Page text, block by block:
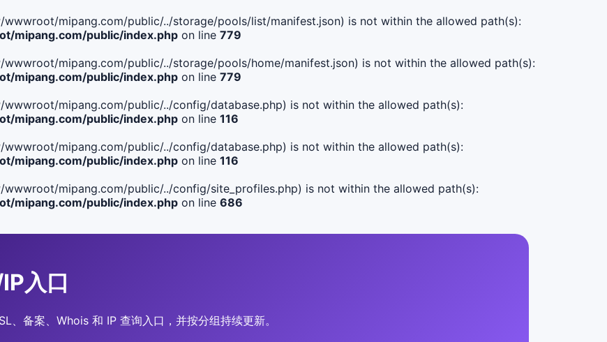
mipang.com/public/../storage/pools/list/manifest.json) is not within the allowed path(s):
mipang.com/public/index.php on line 779
mipang.com/public/../storage/pools/home/manifest.json) is not within the allowed path(s):
mipang.com/public/index.php on line 779
mipang.com/public/../config/database.php) is not within the allowed path(s):
mipang.com/public/index.php on line 116
mipang.com/public/../config/database.php) is not within the allowed path(s):
mipang.com/public/index.php on line 116
mipang.com/public/../config/site_profiles.php) is not within the allowed path(s):
mipang.com/public/index.php on line 686
入口
、备案、Whois 和 IP 查询入口，并按分组持续更新。